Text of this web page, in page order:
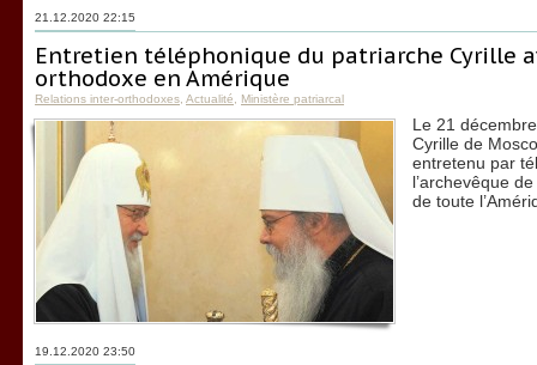
21.12.2020 22:15
Entretien téléphonique du patriarche Cyrille
orthodoxe en Amérique
Relations inter-orthodoxes Actualité Ministère patriarcal
Le 21
Cyrille de
entretenu par
l’archevêque
de toute
19.12.2020 23:50